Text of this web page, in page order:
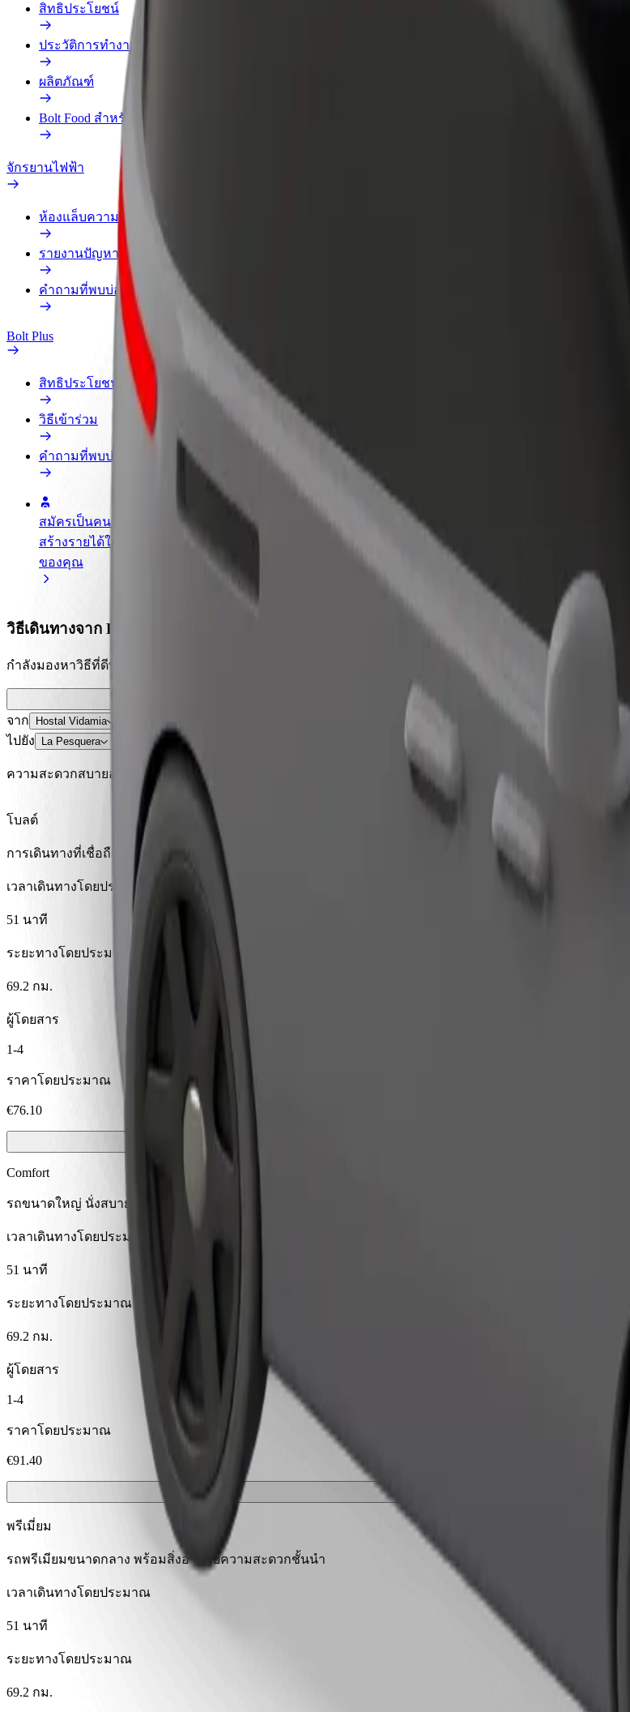
สิทธิประโยชน์
ประวัติการทำงาน
ผลิตภัณฑ์
Bolt Food สำหรับองค์กร
จักรยานไฟฟ้า
ห้องแล็บความปลอดภัย
รายงานปัญหา
คำถามที่พบบ่อย
Bolt Plus
สิทธิประโยชน์
วิธีเข้าร่วม
คำถามที่พบบ่อย
สมัครเป็นคนขับ
สร้างรายได้ในแบบ
ของคุณ
สมัครเป็นคนส่งพัสดุ
เพิ่มร้านอาหารหรือร้านค้า
เพิ่มรายได้ด้วยการเข้าถึง
วิธีเดินทางจาก Hostal Vidamia ไปยัง La Pesquera
กำลังมองหาวิธีที่ดีที่สุดในการเดินทางจาก Hostal Vidamia ไปยัง La Pesquera อยู่ใช่ไหม มาดูบริการของเราและ
จาก Hostal Vidamia
ไปยัง La Pesquera
ความสะดวกสบายอยู่แค่ปลายนิ้วสัมผัส!
โบลต์
การเดินทางที่เชื่อถือได้ กับรถขนาดกลางสำหรับทุกวัน
เวลาเดินทางโดยประมาณ
51 นาที
ระยะทางโดยประมาณ
69.2 กม.
ผู้โดยสาร
1-4
ราคาโดยประมาณ
€76.10
Comfort
รถขนาดใหญ่ นั่งสบาย มีพื้นที่เก็บของมากขึ้น
เวลาเดินทางโดยประมาณ
51 นาที
ระยะทางโดยประมาณ
69.2 กม.
ผู้โดยสาร
1-4
ราคาโดยประมาณ
€91.40
พรีเมี่ยม
รถพรีเมียมขนาดกลาง พร้อมสิ่งอำนวยความสะดวกชั้นนำ
เวลาเดินทางโดยประมาณ
51 นาที
ระยะทางโดยประมาณ
69.2 กม.